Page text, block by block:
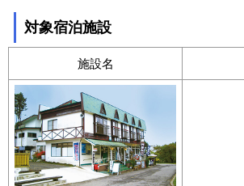
対象宿泊施設
施設名